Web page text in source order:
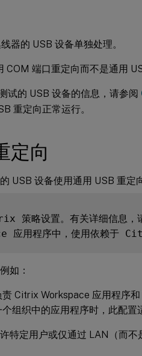
器的 USB 设备单独处理。
端口重定向而不是通用
试的 USB 设备的信息，请参阅
重定向正常运行。
定向
USB 设备使用通用 USB 重定
策略设置。有关详细信息，
用程序中，使用依赖于
如：
Citrix Workspace 应用程序和
组织中的应用程序时，此配置
特定用户或仅通过 LAN（而